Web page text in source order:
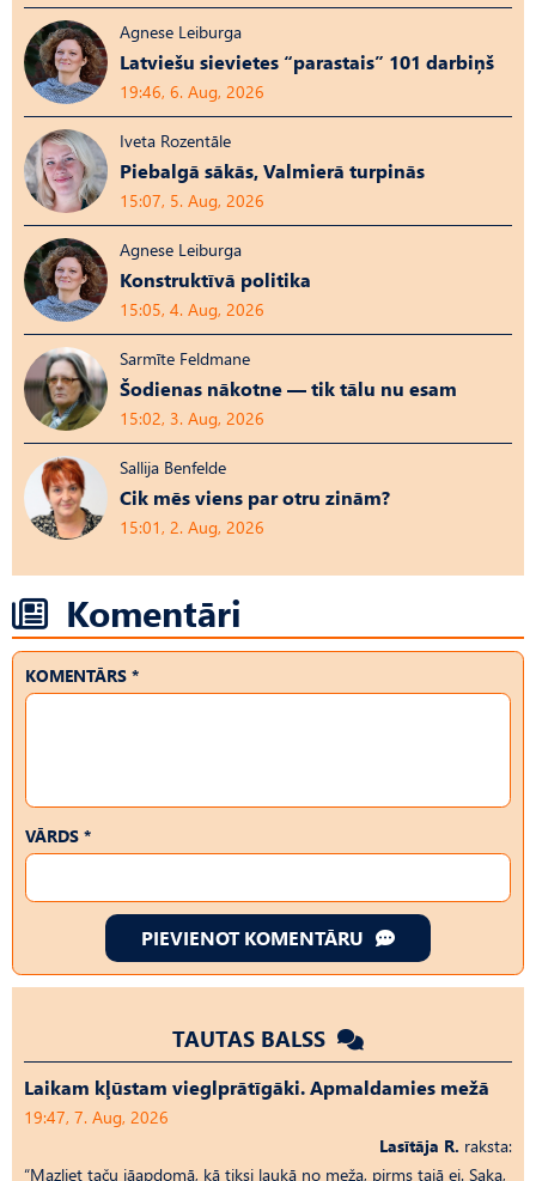
Agnese Leiburga
Latviešu sievietes “parastais” 101 darbiņš
19:46, 6. Aug, 2026
Iveta Rozentāle
Piebalgā sākās, Valmierā turpinās
15:07, 5. Aug, 2026
Agnese Leiburga
Konstruktīvā politika
15:05, 4. Aug, 2026
Sarmīte Feldmane
Šodienas nākotne — tik tālu nu esam
15:02, 3. Aug, 2026
Sallija Benfelde
Cik mēs viens par otru zinām?
15:01, 2. Aug, 2026
Komentāri
KOMENTĀRS *
VĀRDS *
PIEVIENOT KOMENTĀRU
TAUTAS BALSS
Laikam kļūstam vieglprātīgāki. Apmaldamies mežā
19:47, 7. Aug, 2026
Lasītāja R. raksta:
“Mazliet taču jāapdomā, kā tiksi laukā no meža, pirms tajā ej. Saka,